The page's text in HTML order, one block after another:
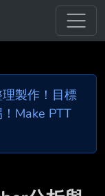
製作！目標
Make PTT